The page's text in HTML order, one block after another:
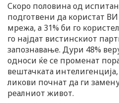
Скоро половина од
подготвени да користат
мрежа, а 31% би го
го најдат вистинскиот
запознавање. Дури 48%
односи ќе се променат
вештачката
ликови почнат да ги
реалниот живот.